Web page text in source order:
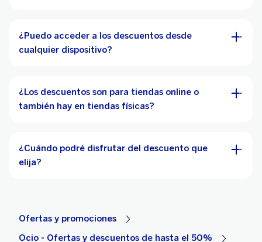
¿Puedo acceder a los descuentos desde
cualquier dispositivo?
¿Los descuentos son para tiendas online o
también hay en tiendas físicas?
¿Cuándo podré disfrutar del descuento que
elija?
Ofertas y promociones
Ocio - Ofertas y descuentos de hasta el 50%